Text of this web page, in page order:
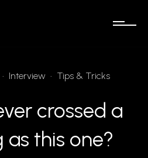
• Interview • Tips & Tricks
crossed a
as this one?